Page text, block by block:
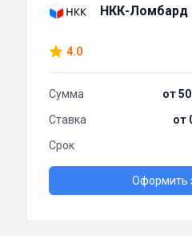
НКК-Ломбард
4.0
Сумма
от
Ставка
от
Срок
Оформить